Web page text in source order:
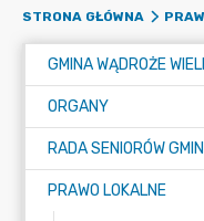
STRONA GŁÓWNA
GMINA WĄDROŻE
ORGANY
PRAWO LOKALNE